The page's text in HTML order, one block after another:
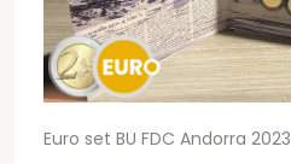
Euro set BU FDC Andorra 2023